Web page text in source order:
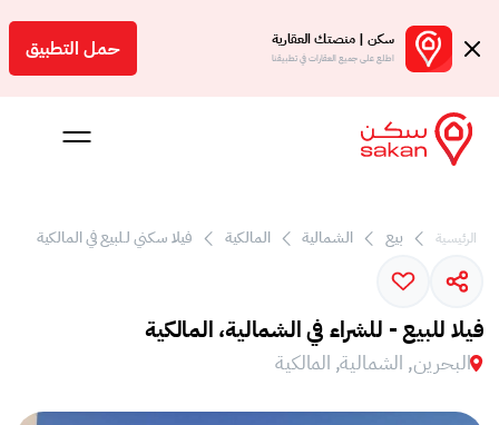
سكن | منصتك العقارية
اطلع على جميع العقارات في تطبيقنا حمل التطبيق
الرئيسية بيع الشمالية المالكية فيلا سكني لـلبيع في المالكية
فيلا للبيع - للشراء في الشمالية، المالكية
البحرين, الشمالية, المالكية